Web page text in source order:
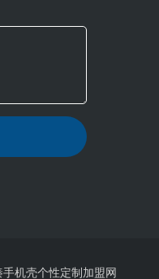
手机壳个性定制加盟网